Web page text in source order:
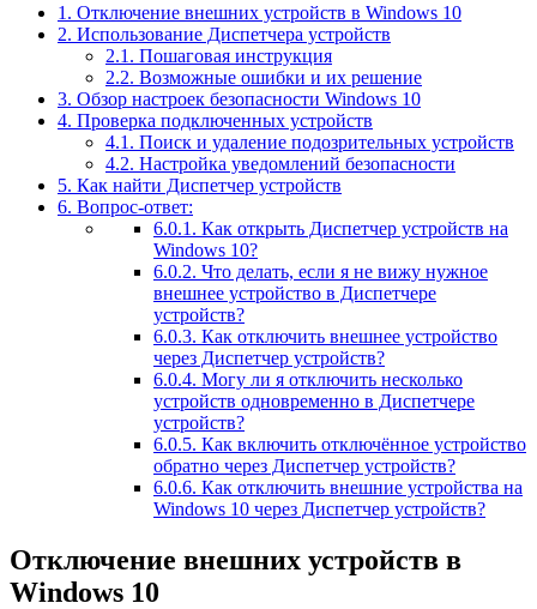
1. Отключение внешних устройств в Windows 10
2. Использование Диспетчера устройств
2.1. Пошаговая инструкция
2.2. Возможные ошибки и их решение
3. Обзор настроек безопасности Windows 10
4. Проверка подключенных устройств
4.1. Поиск и удаление подозрительных устройств
4.2. Настройка уведомлений безопасности
5. Как найти Диспетчер устройств
6. Вопрос-ответ:
6.0.1. Как открыть Диспетчер устройств на
Windows 10?
6.0.2. Что делать, если я не вижу нужное
внешнее устройство в Диспетчере
устройств?
6.0.3. Как отключить внешнее устройство
через Диспетчер устройств?
6.0.4. Могу ли я отключить несколько
устройств одновременно в Диспетчере
устройств?
6.0.5. Как включить отключённое устройство
обратно через Диспетчер устройств?
6.0.6. Как отключить внешние устройства на
Windows 10 через Диспетчер устройств?
Отключение внешних устройств в
Windows 10